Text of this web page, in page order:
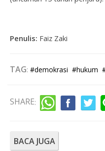
Penulis: Faiz Zaki
TAG: #demokrasi #hukum
SHARE:
BACA JUGA